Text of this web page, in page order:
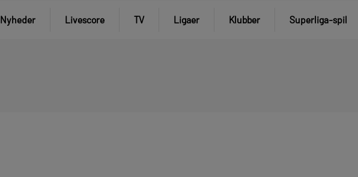
Nyheder Livescore TV Ligaer Klubber Superliga-spil